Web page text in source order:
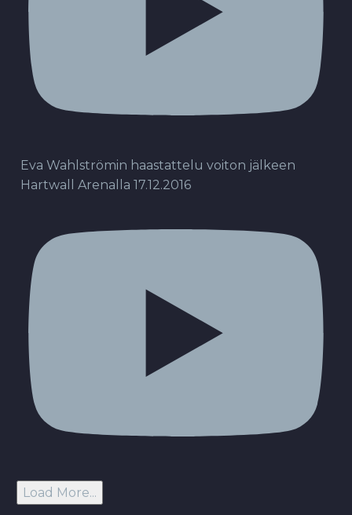
Eva Wahlströmin haastattelu voiton jälkeen
Hartwall Arenalla 17.12.2016
Load More...